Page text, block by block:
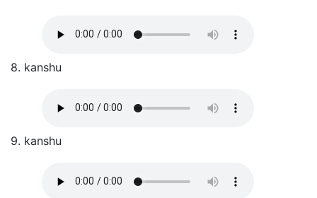
8. kanshu
9. kanshu